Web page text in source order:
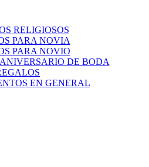
RELIGIOSOS
PARA NOVIA
PARA NOVIO
DE BODA
EN GENERAL